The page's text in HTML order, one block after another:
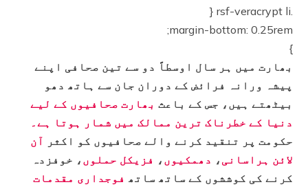
.rsf-veracrypt li {
margin-bottom: 0.25rem;
}
بھارت میں ہر سال اوسطاً دو سے تین صحافی اپنے
پیشہ ورانہ فرائض کے دوران جان سے ہاتھ دھو
بیٹھتے ہیں، جس کے باعث بھارت صحافیوں کے لیے
دنیا کے خطرناک ترین ممالک میں شمار ہوتا ہے۔
حکومت پر تنقید کرنے والے صحافیوں کو اکثر آن
لائن ہراسانی ، دھمکیوں ، فزیکل حملوں ، خوفزدہ
کرنے کی کوششوں کے ساتھ ساتھ فوجداری مقدمات